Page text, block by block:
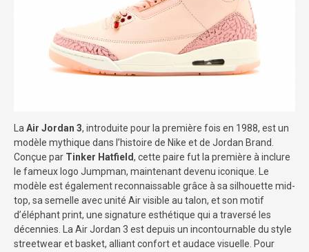
LaAir Jordan 3, introduite pour la première fois en 1988, est un
modèle mythique dans l’histoire de Nike et de Jordan Brand.
Conçue par Tinker Hatfield, cette paire fut la première à inclure
le fameux logo Jumpman, maintenant devenu iconique. Le
modèle est également reconnaissable grâce à sa silhouette mid-
top, sa semelle avec unité Air visible au talon, et son motif
d’éléphant print, une signature esthétique qui a traversé les
décennies. La Air Jordan 3 est depuis un incontournable du style
streetwear et basket, alliant confort et audace visuelle. Pour